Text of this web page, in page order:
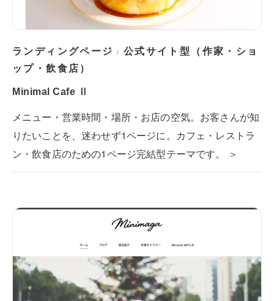
ランディングページ / 公式サイト型（作家・ショ
ップ・飲食店）
Minimal Cafe Ⅱ
メニュー・営業時間・場所・お店の空気。お客さんが知
りたいことを、迷わせず1ページに。カフェ・レストラ
ン・飲食店のための1ページ完結型テーマです。 ＞